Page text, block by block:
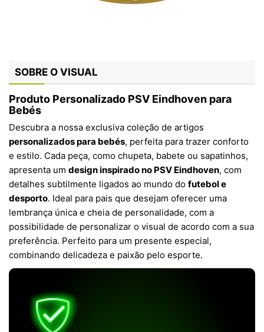
SOBRE O VISUAL
Produto Personalizado PSV Eindhoven para
Bebés
Descubra a nossa exclusiva coleção de artigos
personalizados para bebés, perfeita para trazer conforto
e estilo. Cada peça, como chupeta, babete ou sapatinhos,
apresenta um design inspirado no PSV Eindhoven, com
detalhes subtilmente ligados ao mundo do futebol e
desporto. Ideal para pais que desejam oferecer uma
lembrança única e cheia de personalidade, com a
possibilidade de personalizar o visual de acordo com a sua
preferência. Perfeito para um presente especial,
combinando delicadeza e paixão pelo esporte.